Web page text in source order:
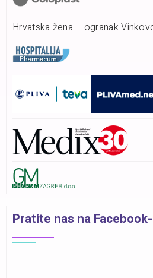
Hrvatska žena – ogranak
Pratite nas na